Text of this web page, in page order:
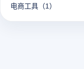
电商工具 （1）